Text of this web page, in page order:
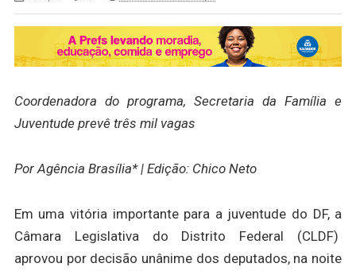
Coordenadora do programa, Secretaria da Família e
Juventude prevê três mil vagas
Por Agência Brasília* | Edição: Chico Neto
Em uma vitória importante para a juventude do DF, a
Câmara Legislativa do Distrito Federal (CLDF)
aprovou por decisão unânime dos deputados, na noite